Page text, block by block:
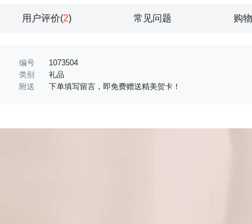
用户评价(2) 常见问题 购
编号
1073504
类别
礼品
附送
下单填写留言，即免费赠送精美贺卡！